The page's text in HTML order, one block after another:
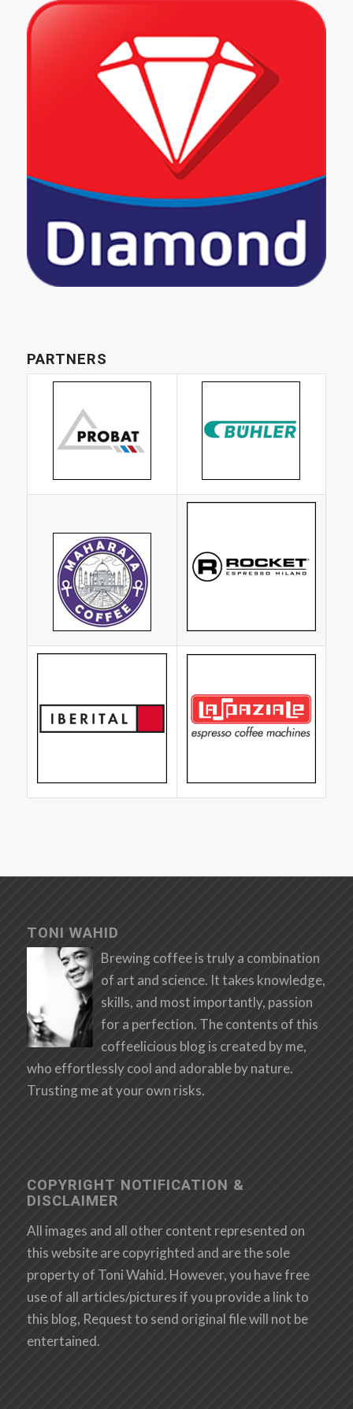
PARTNERS
TONI WAHID
Brewing coffee is truly a combination
of art and science. It takes knowledge,
skills, and most importantly, passion
for a perfection. The contents of this
coffeelicious blog is created by me,
who effortlessly cool and adorable by nature.
Trusting me at your own risks.
COPYRIGHT NOTIFICATION &
DISCLAIMER
All images and all other content represented on
this website are copyrighted and are the sole
property of Toni Wahid. However, you have free
use of all articles/pictures if you provide a link to
this blog, Request to send original file will not be
entertained.